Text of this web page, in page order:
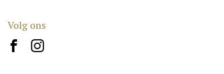
Volg ons
brand10 brand12